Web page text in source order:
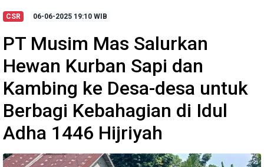
CSR 06-06-2025 19:10 WIB
PT Musim Mas Salurkan
Hewan Kurban Sapi dan
Kambing ke Desa-desa untuk
Berbagi Kebahagian di Idul
Adha 1446 Hijriyah